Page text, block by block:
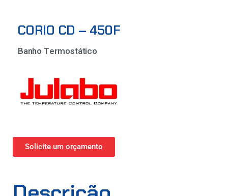
CORIO CD – 450F
Banho Termostático
Solicite um orçamento